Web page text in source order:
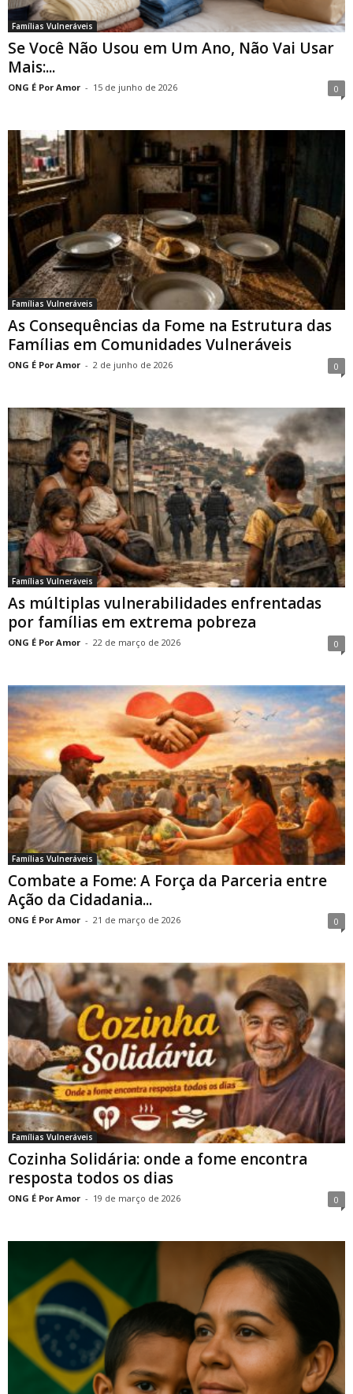
Famílias Vulneráveis
Se Você Não Usou em Um Ano, Não Vai Usar
Mais:...
ONG É Por Amor - 15 de junho de 2026 0
Famílias Vulneráveis
As Consequências da Fome na Estrutura das
Famílias em Comunidades Vulneráveis
ONG É Por Amor - 2 de junho de 2026 0
Famílias Vulneráveis
As múltiplas vulnerabilidades enfrentadas
por famílias em extrema pobreza
ONG É Por Amor - 22 de março de 2026 0
Famílias Vulneráveis
Combate a Fome: A Força da Parceria entre
Ação da Cidadania...
ONG É Por Amor - 21 de março de 2026 0
Famílias Vulneráveis
Cozinha Solidária: onde a fome encontra
resposta todos os dias
ONG É Por Amor - 19 de março de 2026 0